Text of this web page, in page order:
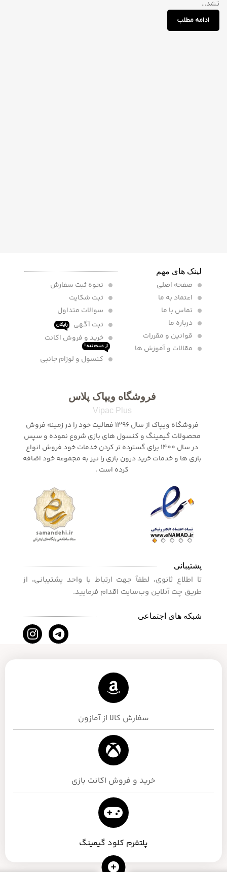
تشد...
ادامه مطلب
لینک های مهم
صفحه اصلی
اعتماد به ما
تماس با ما
درباره ما
قوانین و مقررات
مقالات و آموزش ها
نحوه ثبت سفارش
ثبت شکایت
سوالات متداول
ثبت آگهی
رایگان
خرید و فروش اکانت
از دست نده !
کنسول و لوزام جانبی
فروشگاه ویپاک پلاس
Vipac Plus
فروشگاه ویپاک از سال 1396 فعالیت خود را در زمینه فروش
محصولات گیمینگ و کنسول های بازی شروع نموده و سپس
در سال 1400 برای گسترده تر کردن خدمات خود فروش انواع
بازی ها و خدمات خرید درون بازی را نیز به مجموعه خود اضافه
کرده است .
پشتیبانی
تا اطلاع ثانوی، لطفاً جهت ارتباط با واحد پشتیبانی، از
طریق چت آنلاین وب‌سایت اقدام فرمایید.
شبکه های اجتماعی
سفارش کالا از آمازون
خرید و فروش اکانت بازی
پلتفرم کلود گیمینگ